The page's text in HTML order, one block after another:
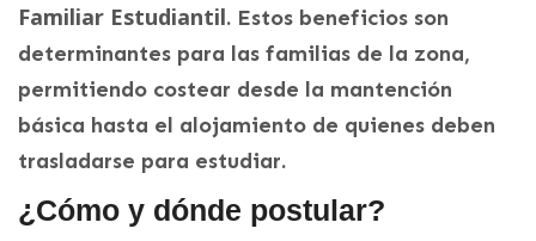
Familiar Estudiantil. Estos beneficios son
determinantes para las familias de la zona,
permitiendo costear desde la mantención
básica hasta el alojamiento de quienes deben
trasladarse para estudiar.
¿Cómo y dónde postular?